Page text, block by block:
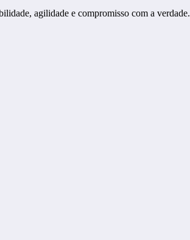
agilidade e compromisso com a verdade.